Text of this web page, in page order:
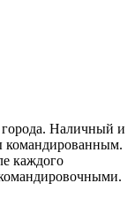
Наличный и
командированным.
каждого